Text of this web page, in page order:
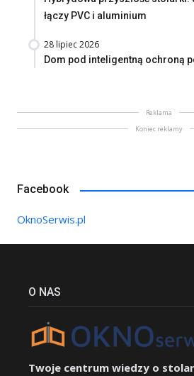
łączy PVC i aluminium
28 lipiec 2026
Dom pod inteligentną ochroną
Reklama
Koniec reklamy
Facebook
OknoSerwis.pl
O NAS
Twoje centrum wiedzy o